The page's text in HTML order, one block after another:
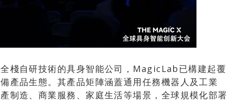
棧自研技術的具身智能公司，MagicLab已構建起覆
產品生態。其產品矩陣涵蓋通用任務機器人及工業
制造、商業服務、家庭生活等場景，全球規模化部署